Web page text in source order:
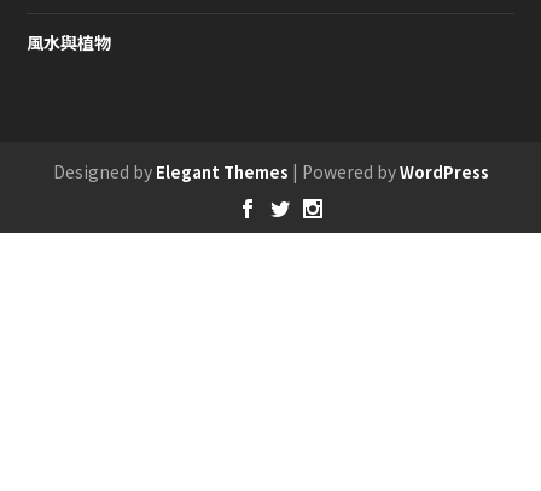
風水與植物
Designed by Elegant Themes | Powered byWordPress